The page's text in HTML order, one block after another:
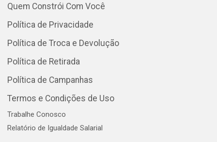
Quem Constrói Com Você
Política de Privacidade
Política de Troca e Devolução
Política de Retirada
Política de Campanhas
Termos e Condições de Uso
Trabalhe Conosco
Relatório de Igualdade Salarial